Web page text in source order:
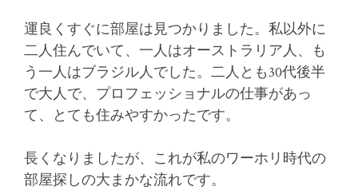
運良くすぐに部屋は見つかりました。私以外に
二人住んでいて、一人はオーストラリア人、も
う一人はブラジル人でした。二人とも30代後半
で大人で、プロフェッショナルの仕事があっ
て、とても住みやすかったです。
長くなりましたが、これが私のワーホリ時代の
部屋探しの大まかな流れです。